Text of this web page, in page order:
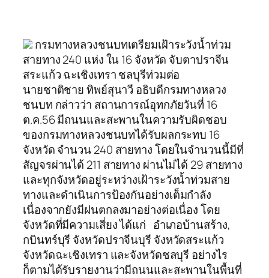
กรมทางหลวงชนบทเตรียมเฝ้าระวังน้ำท่วม
สายทาง 240 แห่ง ใน 16 จังหวัด จับตาปราจีน
สระแก้ว ฉะเชิงเทรา ชลบุรีท่วมต่อ
นายชาติชาย ทิพย์สุนาวี อธิบดีกรมทางหลวง
ชนบท กล่าวว่า สถานการณ์อุทกภัยวันที่ 16
ต.ค.56 มีถนนและสะพานในความรับผิดชอบ
ของกรมทางหลวงชนบทได้รับผลกระทบ 16
จังหวัด จำนวน 240 สายทาง โดยในจำนวนนี้มีที่
สัญจรผ่านได้ 211 สายทาง ผ่านไม่ได้ 29 สายทาง
และทุกจังหวัดอยู่ระหว่างเฝ้าระวังน้ำท่วมสาย
ทางและดำเนินการป้องกันอย่างเต็มกำลัง
เนื่องจากยังมีฝนตกลงมาอย่างต่อเนื่อง โดย
จังหวัดที่มีความเสี่ยง ได้แก่ อำเภอบ้านสร้าง,
กบินทร์บุรี จังหวัดปราจีนบุรี จังหวัดสระแก้ว
จังหวัดฉะเชิงเทรา และจังหวัดชลบุรี อย่างไร
ก็ตามได้รับรายงานว่ามีถนนและสะพานในพื้นที่